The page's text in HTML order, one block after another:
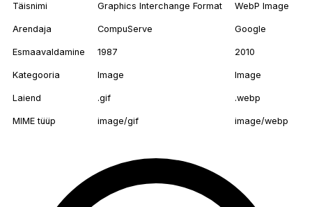
Täisnimi Graphics Interchange Format WebP Image
Arendaja CompuServe Google
Esmaavaldamine 1987 2010
Kategooria Image Image
Laiend .gif .webp
MIME tüüp image/gif image/webp